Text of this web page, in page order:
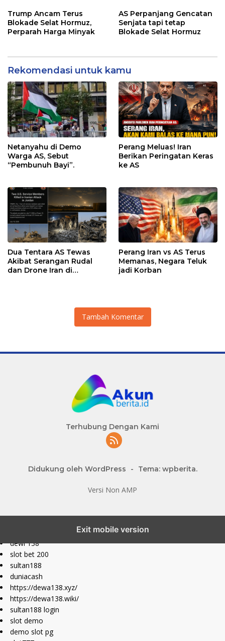
Trump Ancam Terus
Blokade Selat Hormuz,
Perparah Harga Minyak
AS Perpanjang Gencatan
Senjata tapi tetap
Blokade Selat Hormuz
Rekomendasi untuk kamu
Netanyahu di Demo
Warga AS, Sebut
“Pembunuh Bayi”.
Perang Meluas! Iran
Berikan Peringatan Keras
ke AS
Dua Tentara AS Tewas
Akibat Serangan Rudal
dan Drone Iran di
Perang Iran vs AS Terus
Memanas, Negara Teluk
jadi Korban
Tambah Komentar
Terhubung Dengan Kami
Didukung oleh WordPress - Tema: wpberita.
Versi Non AMP
Exit mobile version
dewi 138
slot bet 200
sultan188
duniacash
https://dewa138.xyz/
https://dewa138.wiki/
sultan188 login
slot demo
demo slot pg